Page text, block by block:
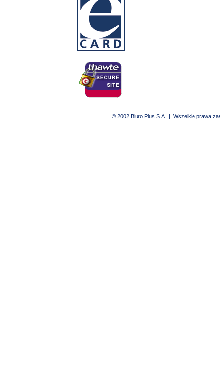
© 2002 Biuro Plus S.A. | Wszelkie prawa